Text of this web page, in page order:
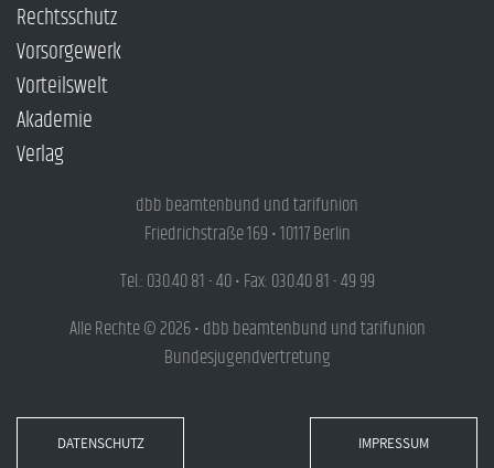
Rechtsschutz
Vorsorgewerk
Vorteilswelt
Akademie
Verlag
dbb beamtenbund und tarifunion
Friedrichstraße 169 • 10117 Berlin
Tel.: 030.40 81 - 40 • Fax: 030.40 81 - 49 99
Alle Rechte © 2026 • dbb beamtenbund und tarifunion
Bundesjugendvertretung
DATENSCHUTZ IMPRESSUM